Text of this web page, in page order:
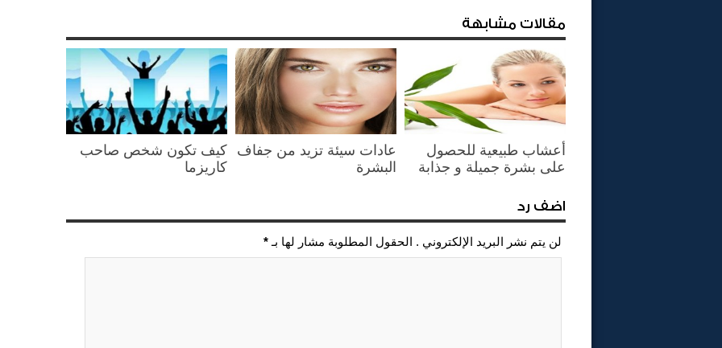
مقالات مشابهة
أعشاب طبيعية للحصول
على بشرة جميلة و جذابة
عادات سيئة تزيد من جفاف
البشرة
كيف تكون شخص صاحب
كاريزما
اضف رد
لن يتم نشر البريد الإلكتروني . الحقول المطلوبة مشار لها بـ*